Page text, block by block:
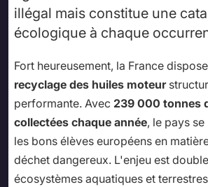
illégal mais constitue une
écologique à chaque
Fort heureusement, la France
recyclage des huiles moteur
performante. Avec 239 000 tonnes
collectées chaque année, le pays
les bons élèves européens en
déchet dangereux. L'enjeu est
écosystèmes aquatiques et